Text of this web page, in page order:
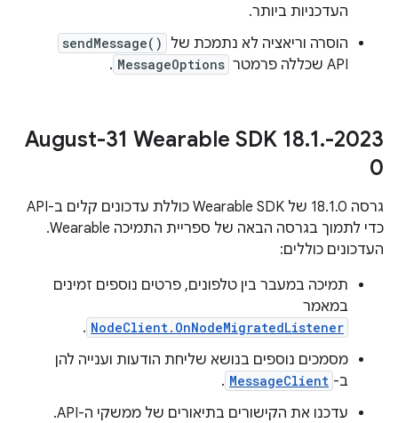
העדכניות ביותר.
הוסרה וריאציה לא נתמכת של
sendMessage()
API שכללה פרמטר MessageOptions
.
‫2023-August-31 Wearable SDK 18
.1.
0
גרסה 18.1.0 של Wearable SDK כוללת עדכונים קלים ב-API
כדי לתמוך בגרסה הבאה של ספריית התמיכה Wearable.
העדכונים כוללים:
תמיכה במעבר בין טלפונים, פרטים נוספים זמינים
במאמר
NodeClient.OnNodeMigratedListener
.
מסמכים נוספים בנושא שליחת הודעות וענייה להן
ב- MessageClient
.
עדכנו את הקישורים בתיאורים של ממשקי ה-API.